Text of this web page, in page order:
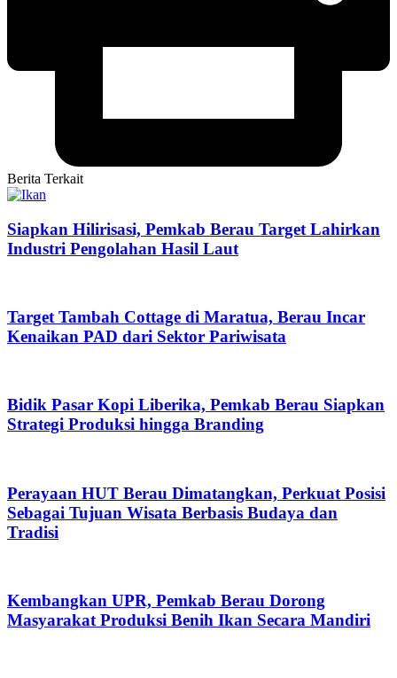
Berita Terkait
Siapkan Hilirisasi, Pemkab Berau Target Lahirkan
Industri Pengolahan Hasil Laut
Target Tambah Cottage di Maratua, Berau Incar
Kenaikan PAD dari Sektor Pariwisata
Bidik Pasar Kopi Liberika, Pemkab Berau Siapkan
Strategi Produksi hingga Branding
Perayaan HUT Berau Dimatangkan, Perkuat Posisi
Sebagai Tujuan Wisata Berbasis Budaya dan
Tradisi
Kembangkan UPR, Pemkab Berau Dorong
Masyarakat Produksi Benih Ikan Secara Mandiri